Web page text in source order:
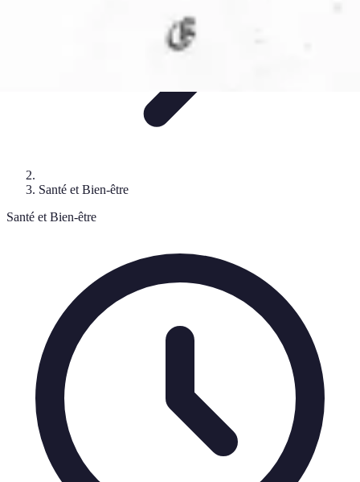
Santé et Bien-être
Santé et Bien-être